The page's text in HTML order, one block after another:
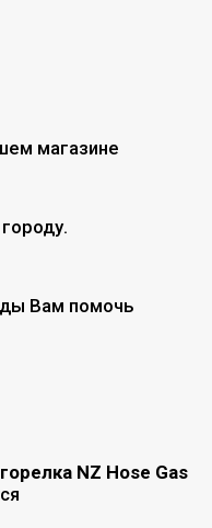
магазине
Вам помочь
NZ Hose Gas